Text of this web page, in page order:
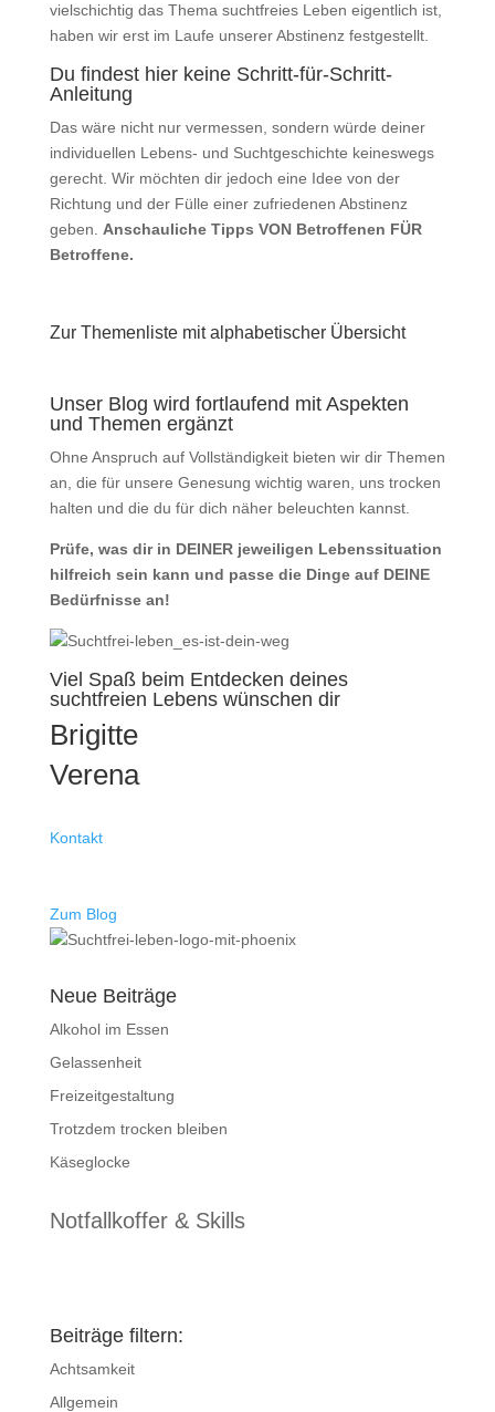
vielschichtig das Thema suchtfreies Leben eigentlich ist,
haben wir erst im Laufe unserer Abstinenz festgestellt.
Du findest hier keine Schritt-für-Schritt-
Anleitung
Das wäre nicht nur vermessen, sondern würde deiner
individuellen Lebens- und Suchtgeschichte keineswegs
gerecht. Wir möchten dir jedoch eine Idee von der
Richtung und der Fülle einer zufriedenen Abstinenz
geben. Anschauliche Tipps VON Betroffenen FÜR
Betroffene.
Zur Themenliste mit alphabetischer Übersicht
Unser Blog wird fortlaufend mit Aspekten
und Themen ergänzt
Ohne Anspruch auf Vollständigkeit bieten wir dir Themen
an, die für unsere Genesung wichtig waren, uns trocken
halten und die du für dich näher beleuchten kannst.
Prüfe, was dir in DEINER jeweiligen Lebenssituation
hilfreich sein kann und passe die Dinge auf DEINE
Bedürfnisse an!
Viel Spaß beim Entdecken deines
suchtfreien Lebens wünschen dir
Brigitte
Verena
Kontakt
Zum Blog
Neue Beiträge
Alkohol im Essen
Gelassenheit
Freizeitgestaltung
Trotzdem trocken bleiben
Käseglocke
Notfallkoffer & Skills
Beiträge filtern:
Achtsamkeit
Allgemein